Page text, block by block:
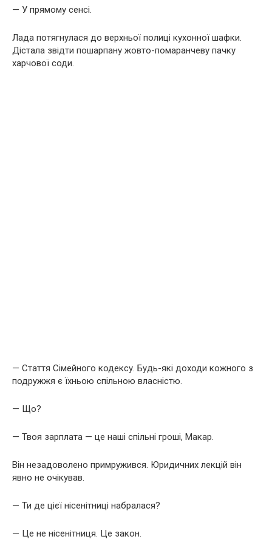
— У прямому сенсі.
Лада потягнулася до верхньої полиці кухонної шафки.
Дістала звідти пошарпану жовто-помаранчеву пачку
харчової соди.
— Стаття Сімейного кодексу. Будь-які доходи кожного з
подружжя є їхньою спільною власністю.
— Що?
— Твоя зарплата — це наші спільні гроші, Макар.
Він незадоволено примружився. Юридичних лекцій він
явно не очікував.
— Ти де цієї нісенітниці набралася?
— Це не нісенітниця. Це закон.